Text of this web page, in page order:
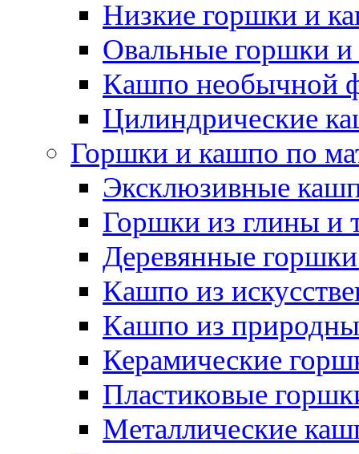
Низкие горшки и
Овальные горшки
Кашпо необычной
Цилиндрические
Горшки и кашпо по
Эксклюзивные
Горшки из глины и
Деревянные
Кашпо из
Кашпо из
Керамические
Пластиковые
Металлические